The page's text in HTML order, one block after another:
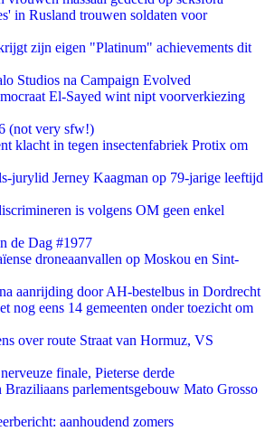
in Rusland trouwen soldaten voor
zijn eigen "Platinum" achievements dit
Studios na Campaign Evolved
El-Sayed wint nipt voorverkiezing
(not very sfw!)
klacht in tegen insectenfabriek Protix om
jurylid Jerney Kaagman op 79-jarige leeftijd
is volgens OM geen enkel
de Dag #1977
droneaanvallen op Moskou en Sint-
aanrijding door AH-bestelbus in Dordrecht
nog eens 14 gemeenten onder toezicht om
over route Straat van Hormuz, VS
finale, Pieterse derde
Braziliaans parlementsgebouw Mato Grosso
aanhoudend zomers